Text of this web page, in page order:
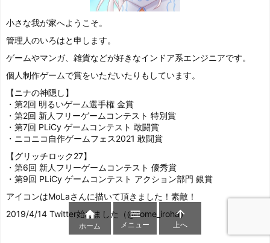
小さな我が家へようこそ。
管理人のいろはと申します。
ゲームやマンガ、雑貨などが好きなインドア系エンジニアです。
個人制作ゲームで賞をいただいたりもしています。
【ニナの神隠し】
・第2回 明るいゲーム選手権 金賞
・第2回 新人フリーゲームコンテスト 特別賞
・第7回 PLiCy ゲームコンテスト 敢闘賞
・ニコニコ自作ゲームフェス2021 敢闘賞
【グリッチロック27】
・第6回 新人フリーゲームコンテスト 優秀賞
・第9回 PLiCy ゲームコンテスト アクション部門 銀賞
アイコンはMoLaさんに描いて頂きました！素敵！
2019/4/14 Twitter始めました（@home_iroha）

ホーム

メニュー

上へ